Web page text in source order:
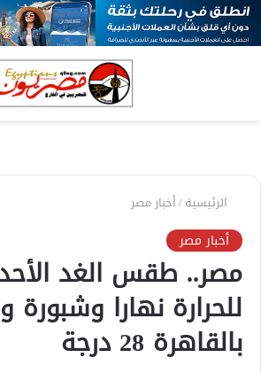
الرئيسية/أخبار مصر
أخبار مصر
مصر.. طقس الغد
للحرارة نهارا
بالقاهرة 28 درجة